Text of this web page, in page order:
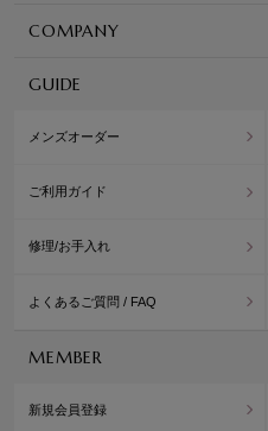
COMPANY
GUIDE
メンズオーダー
ご利用ガイド
修理/お手入れ
よくあるご質問 / FAQ
MEMBER
新規会員登録